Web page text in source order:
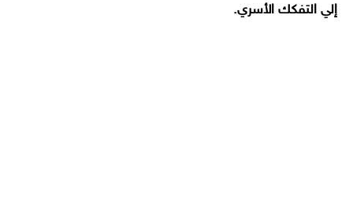
إلي التفكك الأسري.